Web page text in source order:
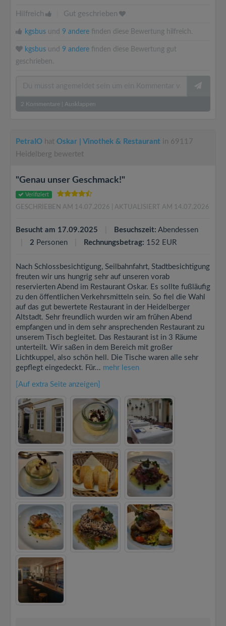
Hilfreich Gut geschrieben
kgsbus und 9 andere finden diese Bewertung hilfreich.
kgsbus und 9 andere finden diese Bewertung gut
geschrieben.
2 Kommentare Ausklappen
PetraIO hat Oskar | Vinothek & Restaurant in 69117
Heidelberg bewertet
"Genau unser Geschmack!"
Verifiziert
GESCHRIEBEN AM 14.07.2026 | AKTUALISIERT AM 14.07.2026
Besucht am 17.09.2025 Besuchszeit: Abendessen
2 Personen Rechnungsbetrag: 152 EUR
Nach Schlossbesichtigung, Seilbahnfahrt, Stadtbesichtigung
freuten wir uns hungrig sehr auf unseren vorab
reservierten Abend im Restaurant Oskar. Es sollte fußläufig
zu den öffentlichen Verkehrsmitteln sein. So fiel die Wahl
auf das gut bewertete Restaurant in der Heidelberger
Altstadt. Sehr freundlich wurden wir am frühen Abend
empfangen und in dem sehr ansprechenden Restaurant zu
unserem Tisch begleitet. Das Restaurant ist in 3 Räume
unterteilt. Wir saßen in dem Bereich mit großer
Lichtkuppel, also schön hell. Die Tische waren alle sehr
gepflegt eingedeckt. Für... mehr lesen
[Auf extra Seite anzeigen]